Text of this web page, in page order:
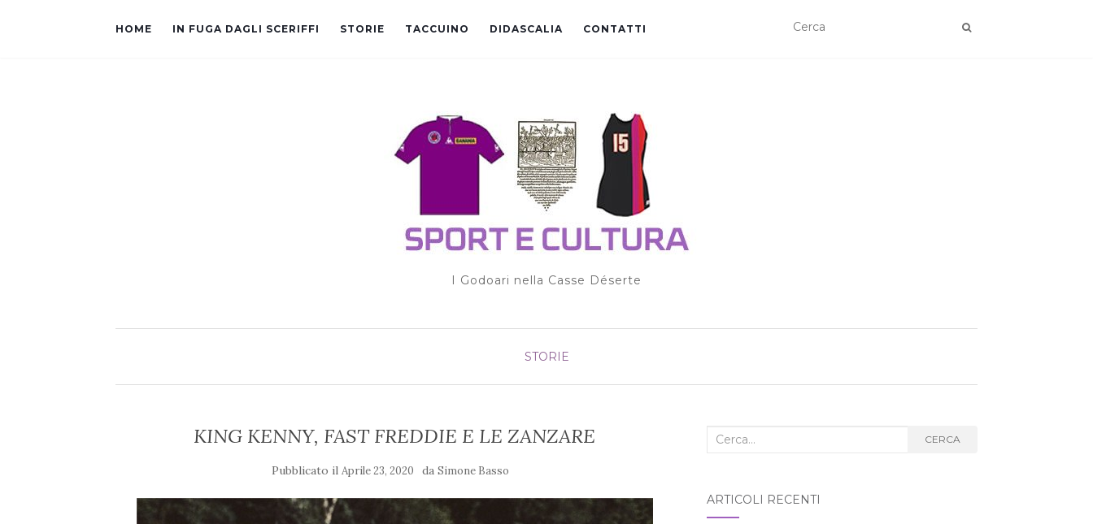
HOME IN FUGA DAGLI SCERIFFI STORIE TACCUINO DIDASCALIA CONTATTI
I Godoari nella Casse Déserte
STORIE
KING KENNY, FAST FREDDIE E LE ZANZARE
Pubblicato ilAprile 23, 2020 daSimone Basso
Cerca
CERCA
ARTICOLI RECENTI